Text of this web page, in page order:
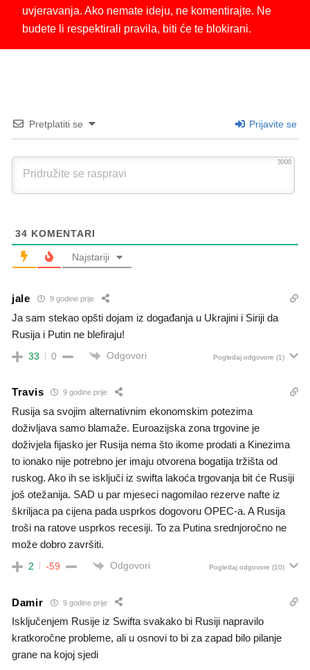
uvjeravanja. Ako nemate ideju, ne komentirajte. Ne
budete li respektirali pravila, biti će te blokirani.
Pretplatiti se Prijavite se
3000
34 KOMENTARI
Najstariji
jale 9 godine prije
Ja sam stekao opšti dojam iz događanja u Ukrajini i Siriji da
Rusija i Putin ne blefiraju!
33 0 Odgovori Pogledaj odgovore (1)
Travis 9 godine prije
Rusija sa svojim alternativnim ekonomskim potezima
doživljava samo blamaže. Euroazijska zona trgovine je
doživjela fijasko jer Rusija nema što ikome prodati a Kinezima
to ionako nije potrebno jer imaju otvorena bogatija tržišta od
ruskog. Ako ih se isključi iz swifta lakoća trgovanja bit će Rusiji
još otežanija. SAD u par mjeseci nagomilao rezerve nafte iz
škriljaca pa cijena pada usprkos dogovoru OPEC-a. A Rusija
troši na ratove usprkos recesiji. To za Putina srednjoročno ne
može dobro završiti.
2 -59 Odgovori Pogledaj odgovore (10)
Damir 9 godine prije
Isključenjem Rusije iz Swifta svakako bi Rusiji napravilo
kratkoročne probleme, ali u osnovi to bi za zapad bilo pilanje
grane na kojoj sjedi